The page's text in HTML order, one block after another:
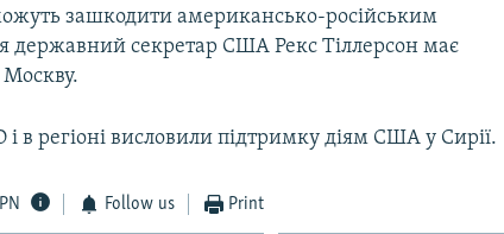
зашкодити американсько-російським
державний секретар США Рекс Тіллерсон має
Москву.
регіоні висловили підтримку діям США у Сирії.
Follow us Print